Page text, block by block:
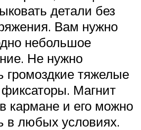
детали без
Вам нужно
небольшое
Не нужно
громоздкие тяжелые
Магнит
кармане и его можно
в любых условиях.